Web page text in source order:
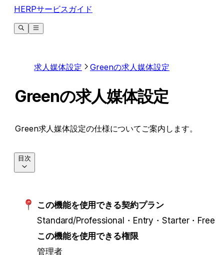
HERPサービスガイド
求人媒体設定 Greenの求人媒体設定
Greenの求人媒体設定
Green求人媒体設定の仕様についてご案内します。
この機能を使用できる契約プラン
Standard/Professional・Entry・Starter・Free
この機能を使用できる権限
管理者
目次